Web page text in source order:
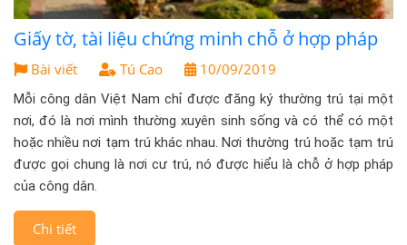
Giấy tờ, tài liệu chứng minh chỗ ở hợp pháp
Bài viết Tú Cao 10/09/2019
Mỗi công dân Việt Nam chỉ được đăng ký thường trú tại một
nơi, đó là nơi mình thường xuyên sinh sống và có thể có một
hoặc nhiều nơi tạm trú khác nhau. Nơi thường trú hoặc tạm trú
được gọi chung là nơi cư trú, nó được hiểu là chỗ ở hợp pháp
của công dân.
Chi tiết